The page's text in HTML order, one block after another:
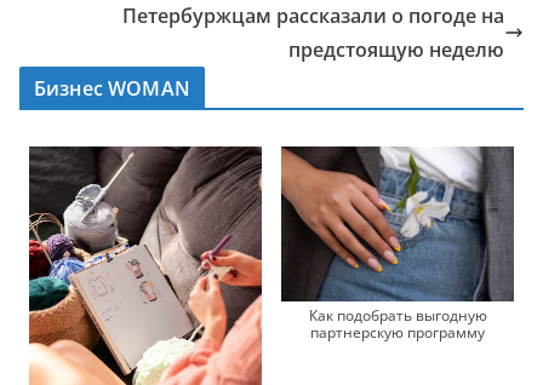
Петербуржцам рассказали о погоде на
предстоящую неделю
Бизнес WOMAN
Как подобрать выгодную
партнерскую программу